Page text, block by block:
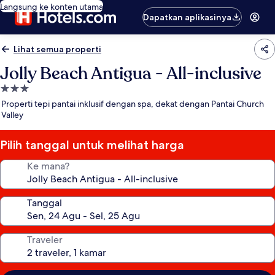
Langsung ke konten utama
Dapatkan aplikasinya
Lihat semua properti
Jolly Beach Antigua - All-inclusive
Properti
bintang
3.0
Properti tepi pantai inklusif dengan spa, dekat dengan Pantai Church
Valley
Pilih tanggal untuk melihat harga
Ke mana?
Tanggal
Traveler